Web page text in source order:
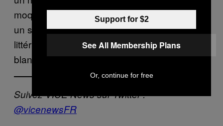
moquer des gens qui pensent que vous êtes
un ségrégationniste blanc quand vous êtes
littéralement devenu un ségrégationniste
blanc. »
Suivez VICE News sur Twitter :
@vicenewsFR
Support for $2
See All Membership Plans
Or, continue for free